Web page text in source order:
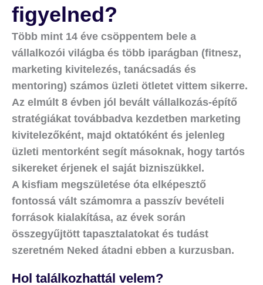
figyelned?
Több mint 14 éve csöppentem bele a
vállalkozói világba és több iparágban (fitnesz,
marketing kivitelezés, tanácsadás és
mentoring) számos üzleti ötletet vittem sikerre.
Az elmúlt 8 évben jól bevált vállalkozás-építő
stratégiákat továbbadva kezdetben marketing
kivitelezőként, majd oktatóként és jelenleg
üzleti mentorként segít másoknak, hogy tartós
sikereket érjenek el saját bizniszükkel.
A kisfiam megszületése óta elképesztő
fontossá vált számomra a passzív bevételi
források kialakítása, az évek során
összegyűjtött tapasztalatokat és tudást
szeretném Neked átadni ebben a kurzusban.
Hol találkozhattál velem?